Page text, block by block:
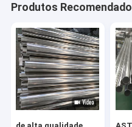
Produtos